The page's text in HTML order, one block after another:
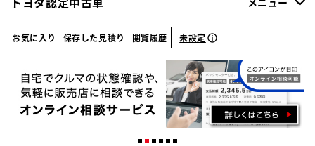
お気に入り 保存した見積り 閲覧履歴 未設定